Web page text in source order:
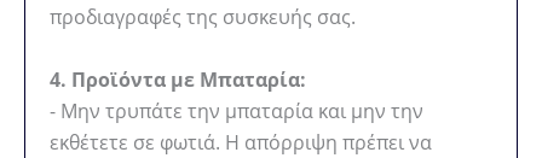
προδιαγραφές της συσκευής σας.
4. Προϊόντα με Μπαταρία:
- Μην τρυπάτε την μπαταρία και μην την
εκθέτετε σε φωτιά. Η απόρριψη πρέπει να